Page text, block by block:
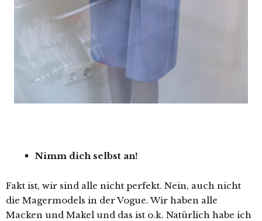
Nimm dich selbst an!
Fakt ist, wir sind alle nicht perfekt. Nein, auch nicht
die Magermodels in der Vogue. Wir haben alle
Macken und Makel und das ist o.k. Natürlich habe ich